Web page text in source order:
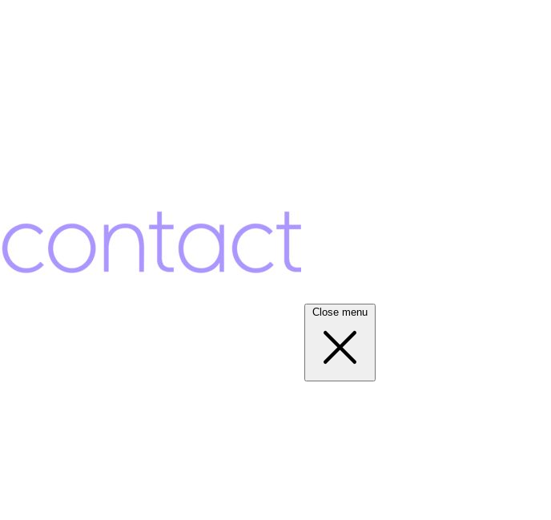
Close menu